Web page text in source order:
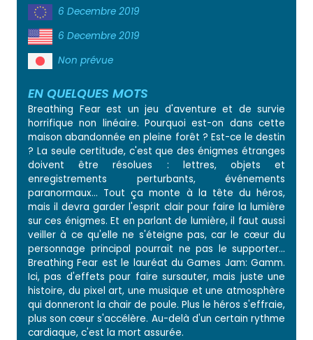
6 Decembre 2019
6 Decembre 2019
Non prévue
EN QUELQUES MOTS
Breathing Fear est un jeu d'aventure et de survie
horrifique non linéaire. Pourquoi est-on dans cette
maison abandonnée en pleine forêt ? Est-ce le destin
? La seule certitude, c'est que des énigmes étranges
doivent être résolues : lettres, objets et
enregistrements perturbants, événements
paranormaux... Tout ça monte à la tête du héros,
mais il devra garder l'esprit clair pour faire la lumière
sur ces énigmes. Et en parlant de lumière, il faut aussi
veiller à ce qu'elle ne s'éteigne pas, car le cœur du
personnage principal pourrait ne pas le supporter...
Breathing Fear est le lauréat du Games Jam: Gamm.
Ici, pas d'effets pour faire sursauter, mais juste une
histoire, du pixel art, une musique et une atmosphère
qui donneront la chair de poule. Plus le héros s'effraie,
plus son cœur s'accélère. Au-delà d'un certain rythme
cardiaque, c'est la mort assurée.